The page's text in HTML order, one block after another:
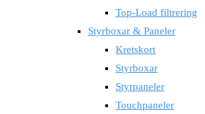
Top-Load filtrering
Styrboxar & Paneler
Kretskort
Styrboxar
Styrpaneler
Touchpaneler